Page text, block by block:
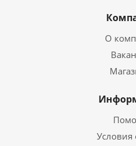
О
Условия